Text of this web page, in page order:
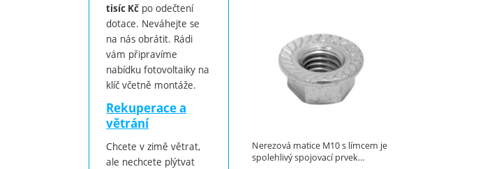
Nerezová matice M10 s límcem je
spolehlivý spojovací prvek…
tisíc Kč po odečtení
dotace. Neváhejte se
na nás obrátit. Rádi
vám připravíme
nabídku fotovoltaiky na
klíč včetně montáže.
Rekuperace a
větrání
Chcete v zimě větrat,
ale nechcete plýtvat